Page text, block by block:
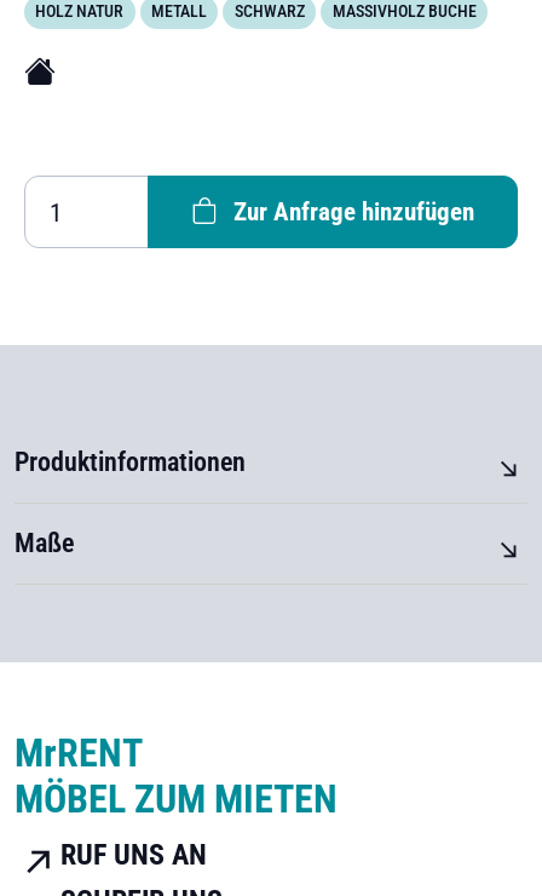
HOLZ NATUR METALL SCHWARZ MASSIVHOLZ BUCHE
Zur Anfrage hinzufügen
Produktinformationen
Maße
MrRENT
MÖBEL ZUM MIETEN
RUF UNS AN